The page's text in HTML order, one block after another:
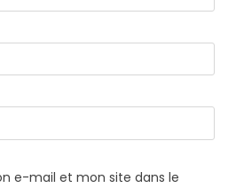
e-mail et mon site dans le